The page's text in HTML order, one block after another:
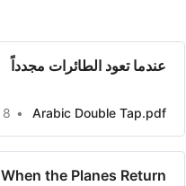
عندما تعود الطائرات مجدداً‎
Arabic Double Tap.pdf
8 MB
When the Planes Return